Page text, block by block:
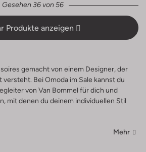
Gesehen 36 von 56
Produkte anzeigen
gemacht von einem Designer, der
Bei Omoda im Sale kannst du
von Van Bommel für dich und
mit denen du deinem individuellen Stil
Mehr